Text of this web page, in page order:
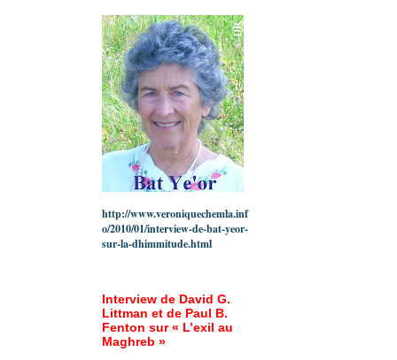
http://www.veroniquechemla.inf
o/2010/01/interview-de-bat-yeor-
sur-la-dhimmitude.html
Interview de David G.
Littman et de Paul B.
Fenton sur « L’exil au
Maghreb »